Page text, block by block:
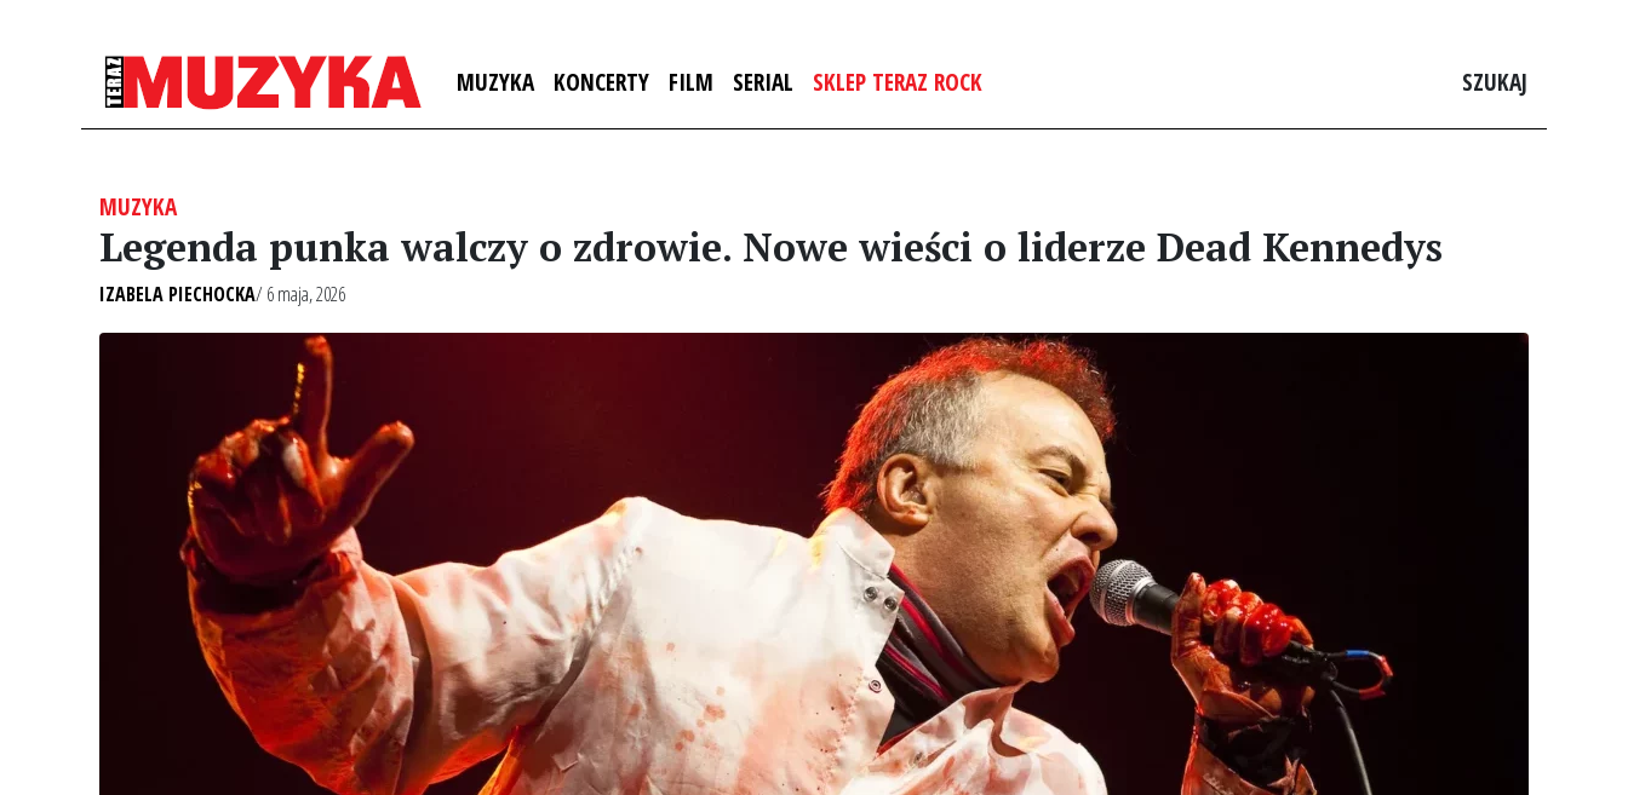
MUZYKA KONCERTY FILM SERIAL SKLEP TERAZ ROCK SZUKAJ
MUZYKA
Legenda punka walczy o zdrowie. Nowe wieści o liderze Dead Kennedys
IZABELA PIECHOCKA/ 6 maja, 2026